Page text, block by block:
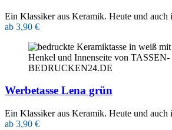
Ein Klassiker aus Keramik. Heute und
ab 3,90 €
Werbetasse Lena grün
Ein Klassiker aus Keramik. Heute und
ab 3,90 €